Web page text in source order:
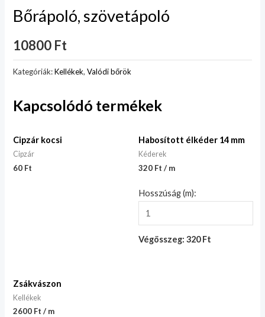
Bőrápoló, szövetápoló
10800 Ft
Kategóriák:Kellékek,Valódi bőrök
Kapcsolódó termékek
Cipzár kocsi
Cipzár
60 Ft
Habosított élkéder 14 mm
Kéderek
320 Ft / m
Hosszúság (m):
Végösszeg: 320 Ft
Zsákvászon
Kellékek
2600 Ft / m